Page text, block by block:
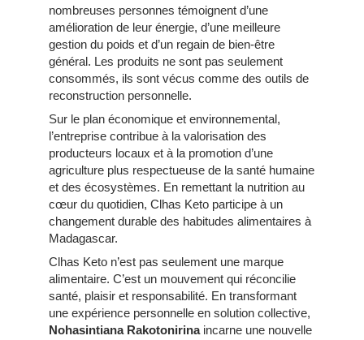
nombreuses personnes témoignent d’une
amélioration de leur énergie, d’une meilleure
gestion du poids et d’un regain de bien-être
général. Les produits ne sont pas seulement
consommés, ils sont vécus comme des outils de
reconstruction personnelle.
Sur le plan économique et environnemental,
l’entreprise contribue à la valorisation des
producteurs locaux et à la promotion d’une
agriculture plus respectueuse de la santé humaine
et des écosystèmes. En remettant la nutrition au
cœur du quotidien, Clhas Keto participe à un
changement durable des habitudes alimentaires à
Madagascar.
Clhas Keto n’est pas seulement une marque
alimentaire. C’est un mouvement qui réconcilie
santé, plaisir et responsabilité. En transformant
une expérience personnelle en solution collective,
Nohasintiana Rakotonirinaincarne une nouvelle